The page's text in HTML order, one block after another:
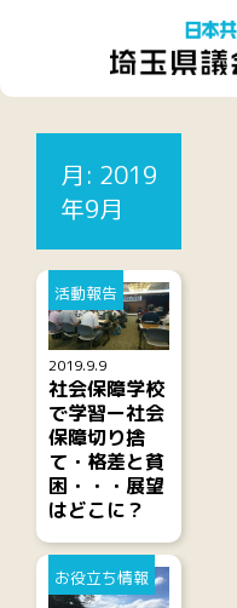
月: 2019
年9月
記事一覧
2019.9.9
活動報告
社会保障学校
で学習ー社会
保障切り捨
て・格差と貧
困・・・展望
はどこに？
お役立ち情報